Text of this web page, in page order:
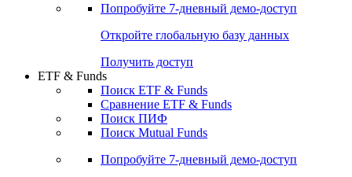
Попробуйте 7-дневный демо-доступ
Откройте глобальную базу данных
Получить доступ
ETF & Funds
Поиск ETF & Funds
Сравнение ETF & Funds
Поиск ПИФ
Поиск Mutual Funds
Попробуйте 7-дневный демо-доступ